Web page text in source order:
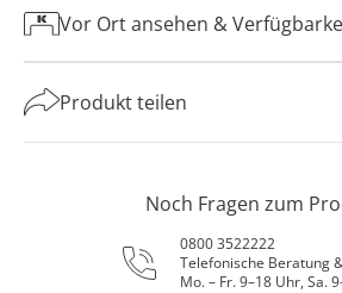
Vor Ort ansehen &
Produkt teilen
Noch Fragen zum
0800 3522222
Telefonische Beratung
Mo. – Fr. 9–18 Uhr, Sa.